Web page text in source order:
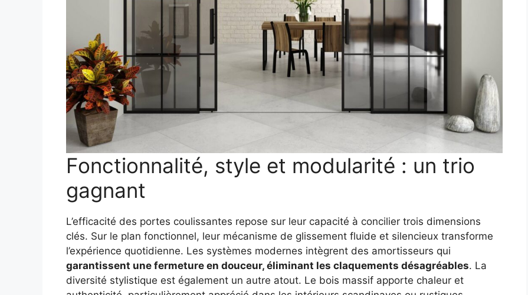
Fonctionnalité, style et modularité : un trio
gagnant
L’efficacité des portes coulissantes repose sur leur capacité à concilier trois dimensions
clés. Sur le plan fonctionnel, leur mécanisme de glissement fluide et silencieux transforme
l’expérience quotidienne. Les systèmes modernes intègrent des amortisseurs qui
garantissent une fermeture en douceur, éliminant les claquements désagréables. La
diversité stylistique est également un autre atout. Le bois massif apporte chaleur et